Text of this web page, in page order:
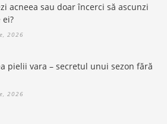
acneea sau doar încerci să ascunzi
ei?
2026
pielii vara – secretul unui sezon fără
2026